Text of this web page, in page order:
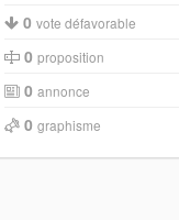
0 vote défavorable
0 proposition
0 annonce
0 graphisme